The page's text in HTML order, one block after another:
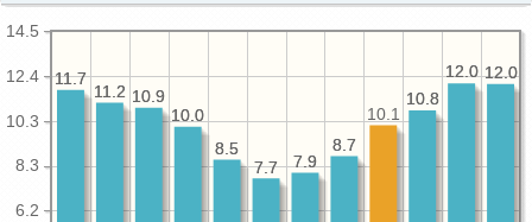
6.2
8.3
10.3
12.4
14.5
12.0
12.0
10.8
8.7
7.9
7.7
8.5
10.0
10.9
11.2
11.7 12.0
12.0
10.8
10.1
8.7
7.9
7.7
8.5
10.0
10.9
11.2
11.7